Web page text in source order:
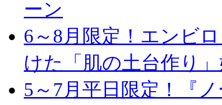
ーン
6～8月限定！エンビ
けた「肌の土台作り
5～7月平日限定！『